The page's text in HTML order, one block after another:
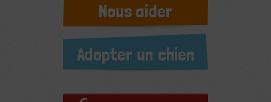
Nous aider
Adopter un chien